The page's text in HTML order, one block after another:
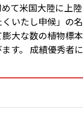
て米国大陸に上陸
いたし申候」の名
大な数の植物標本
す。 成績優秀者に